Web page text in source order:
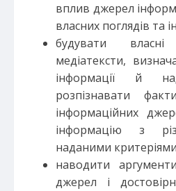
вплив джерел
власних поглядів та
будувати
медіатексти,
інформації й
розпізнавати
інформаційних
інформацію з
наданими
наводити
джерел і